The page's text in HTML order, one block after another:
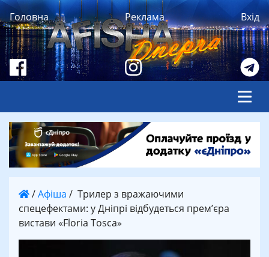
Головна Реклама Вхід
/Афіша / Трилер з вражаючими
спецефектами: у Дніпрі відбудеться прем’єра
вистави «Floria Tosca»